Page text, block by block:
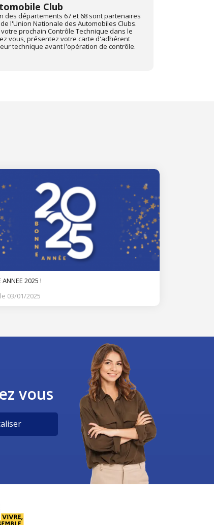
FFCC
des campeurs, caravaniers et camping-
prochain Contrôle Technique dans le
vous, présentez-votre carte d'adhérent
toute opération de contrôle.
ANNEE 2025 !
03/01/2025
vous